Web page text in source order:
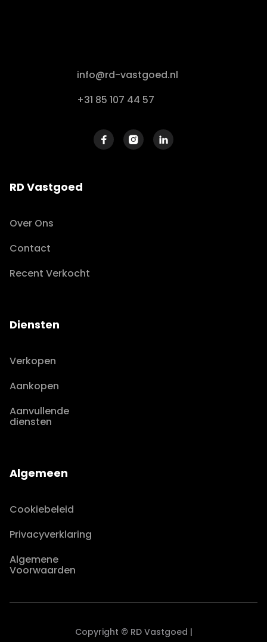
info@rd-vastgoed.nl
+31 85 107 44 57
  
RD Vastgoed
Over Ons
Contact
Recent Verkocht
Diensten
Verkopen
Aankopen
Aanvullende
diensten
Algemeen
Cookiebeleid
Privacyverklaring
Algemene
Voorwaarden
Copyright © RD Vastgoed |